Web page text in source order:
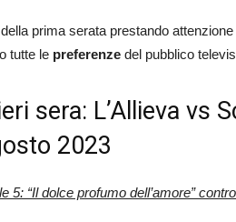
della prima serata prestando
tutte le preferenze del pubblico
sera: L’Allieva vs
2023
5: “Il dolce profumo dell’amore”